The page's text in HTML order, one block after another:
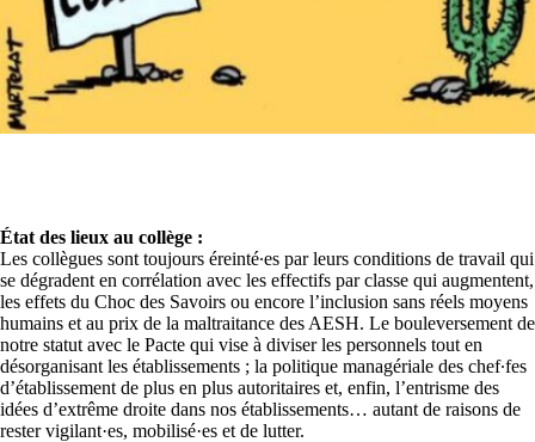
État des lieux au collège :
Les collègues sont toujours éreinté∙es par leurs conditions de travail qui
se dégradent en corrélation avec les effectifs par classe qui augmentent,
les effets du Choc des Savoirs ou encore l’inclusion sans réels moyens
humains et au prix de la maltraitance des AESH. Le bouleversement de
notre statut avec le Pacte qui vise à diviser les personnels tout en
désorganisant les établissements ; la politique managériale des chef∙fes
d’établissement de plus en plus autoritaires et, enfin, l’entrisme des
idées d’extrême droite dans nos établissements… autant de raisons de
rester vigilant·es, mobilisé·es et de lutter.